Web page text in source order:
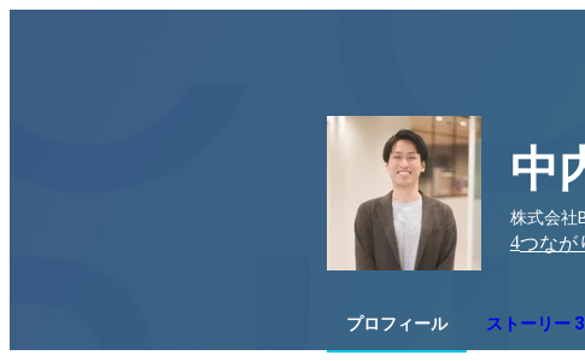
中
株式会社
4つなが
プロフィール ストーリー 3